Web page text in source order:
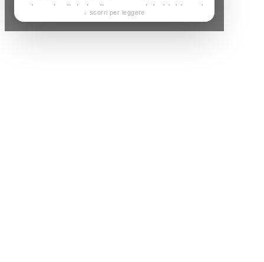
minaccia digitale diversa —dal phishing al
ransomware, fino al cyberbullismo— e
↓ scorri per leggere